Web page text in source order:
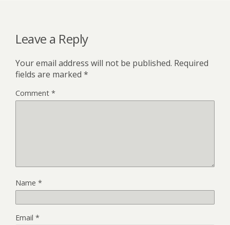
Leave a Reply
Your email address will not be published. Required
fields are marked *
Comment *
Name *
Email *